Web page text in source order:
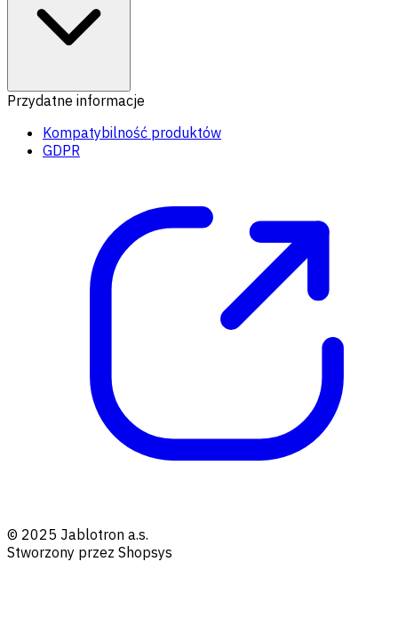
Przydatne informacje
Kompatybilność produktów
GDPR
© 2025 Jablotron a.s.
Stworzony przez Shopsys